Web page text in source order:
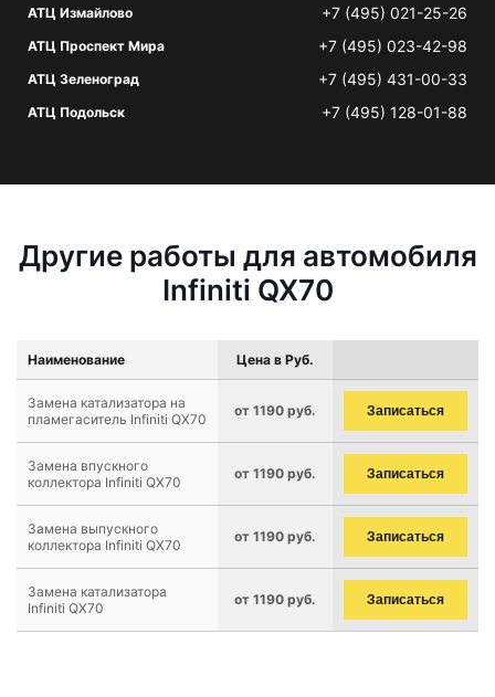
АТЦ Измайлово +7 (495) 021-25-26
АТЦ Проспект Мира +7 (495) 023-42-98
АТЦ Зеленоград +7 (495) 431-00-33
АТЦ Подольск +7 (495) 128-01-88
Другие работы для автомобиля
Infiniti QX70
Наименование Цена в Руб.
Замена катализатора на
пламегаситель Infiniti QX70
от 1190 руб. Записаться
Замена впускного
коллектора Infiniti QX70
от 1190 руб. Записаться
Замена выпускного
коллектора Infiniti QX70
от 1190 руб. Записаться
Замена катализатора
Infiniti QX70
от 1190 руб. Записаться